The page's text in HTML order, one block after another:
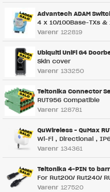
Advantech ADAM
4 x 10/100Base-TXs &
Varenr 122819
Ubiquiti UniFi G4
Skin cover
Varenr 133250
Teltonika Connector
RUT956 Compatible
Varenr 128781
QuWireless - QuMax
Wi-Fi , Directional ,
Varenr 134361
Teltonika 4-PIN to
For Rut200/ Rut240/
Varenr 127520